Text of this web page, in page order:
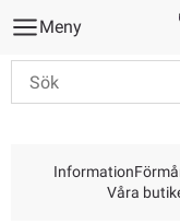
Meny
Information
Våra